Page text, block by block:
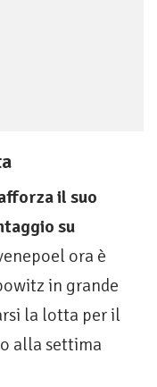
il suo
su
ora è
in grande
la lotta per il
alla settima